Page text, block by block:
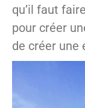
qu’il faut
pour créer
de créer une